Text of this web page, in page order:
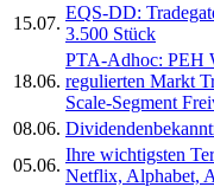
15.07.
EQS-DD:
3.500 Stück
18.06.
PTA-Adhoc: PEH
regulierten Markt
Scale-Segment
08.06.
05.06.
Ihre wichtigsten
Netflix, Alphabet,